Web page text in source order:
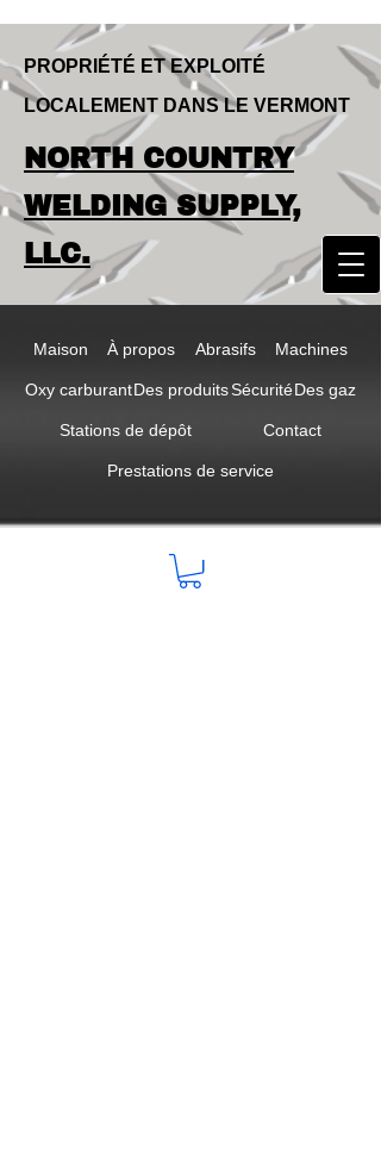
LOCALLY OWNED & OPERATED IN
VERMONT
NORTH COUNTRY
WELDING SUPPLY,
LLC
PROPRIÉTÉ ET EXPLOITÉ
LOCALEMENT DANS LE VERMONT
NORTH COUNTRY
WELDING SUPPLY,
LLC.
Maison À propos Abrasifs Machines
Oxy carburantDes produitsSécuritéDes gaz
Stations de dépôt Contact
Prestations de service